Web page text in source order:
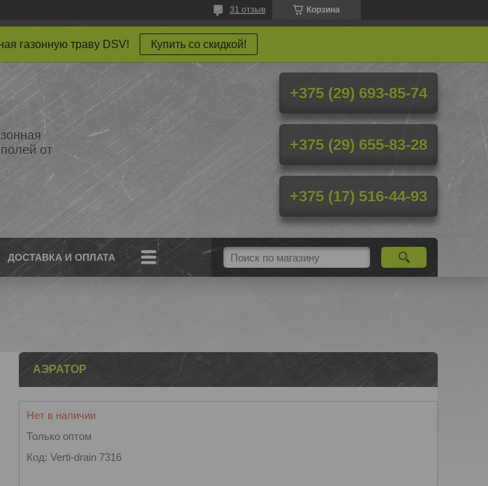
Корзина
31 отзыв
газонную траву DSV! Купить со скидкой!
от
+375 (29) 693-85-74
+375 (29) 655-83-28
+375 (17) 516-44-93
ДОСТАВКА И ОПЛАТА
АЭРАТОР
Нет в наличии
Только оптом
Код: Verti-drain 7316